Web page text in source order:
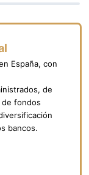
España, con
de
de fondos
bancos.